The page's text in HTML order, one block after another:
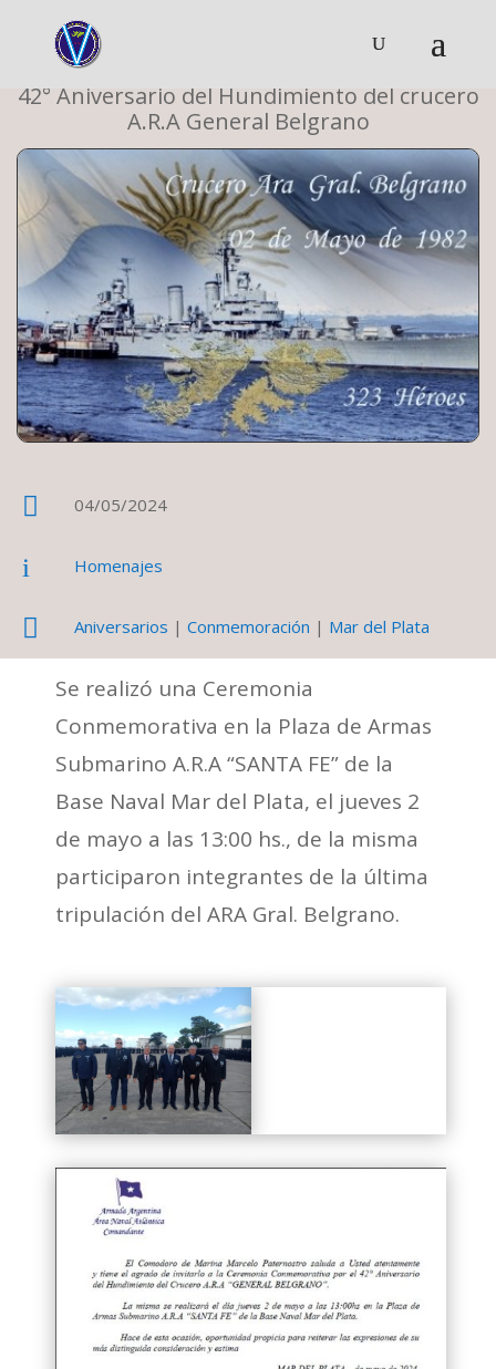
42° Aniversario del Hundimiento del crucero
A.R.A General Belgrano
 04/05/2024
i Homenajes
 Aniversarios | Conmemoración | Mar del Plata
Se realizó una Ceremonia
Conmemorativa en la Plaza de Armas
Submarino A.R.A “SANTA FE” de la
Base Naval Mar del Plata, el jueves 2
de mayo a las 13:00 hs., de la misma
participaron integrantes de la última
tripulación del ARA Gral. Belgrano.